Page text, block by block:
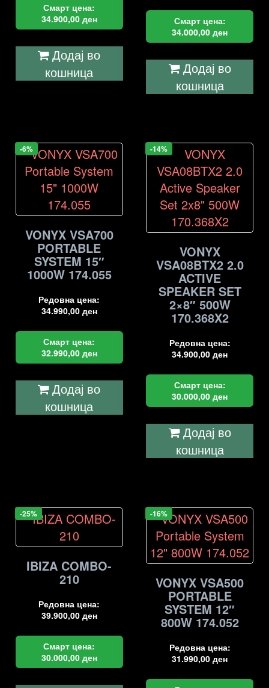
Смарт цена:
34.900,00 ден
Додај во
кошница
Смарт цена:
34.000,00ден
Додај во
кошница
-6%
VONYX VSA700
PORTABLE
SYSTEM 15″
1000W 174.055
Редовна цена:
34.990,00 ден
Смарт цена:
32.990,00 ден
Додај во
кошница
-14%
VONYX
VSA08BTX2 2.0
ACTIVE
SPEAKER SET
2×8″ 500W
170.368X2
Редовна цена:
34.900,00ден
Смарт цена:
30.000,00ден
Додај во
кошница
-25%
IBIZA COMBO-
210
Редовна цена:
39.900,00 ден
Смарт цена:
30.000,00 ден
-16%
VONYX VSA500
PORTABLE
SYSTEM 12″
800W 174.052
Редовна цена:
31.990,00ден